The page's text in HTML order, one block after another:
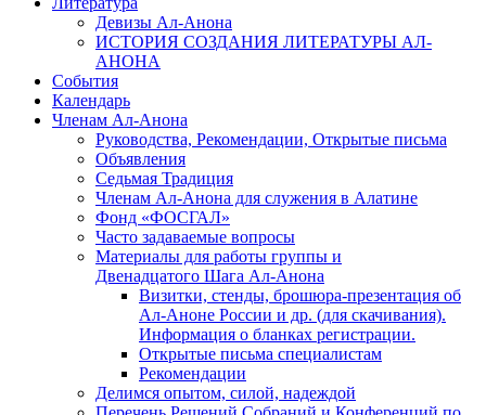
Девизы Ал-Анона
ИСТОРИЯ СОЗДАНИЯ ЛИТЕРАТУРЫ АЛ-
АНОНА
События
Календарь
Членам Ал-Анона
Руководства, Рекомендации, Открытые письма
Объявления
Седьмая Традиция
Членам Ал-Анона для служения в Алатине
Фонд «ФОСГАЛ»
Часто задаваемые вопросы
Материалы для работы группы и
Двенадцатого Шага Ал-Анона
Визитки, стенды, брошюра-презентация об
Ал-Аноне России и др. (для скачивания).
Информация о бланках регистрации.
Открытые письма специалистам
Рекомендации
Делимся опытом, силой, надеждой